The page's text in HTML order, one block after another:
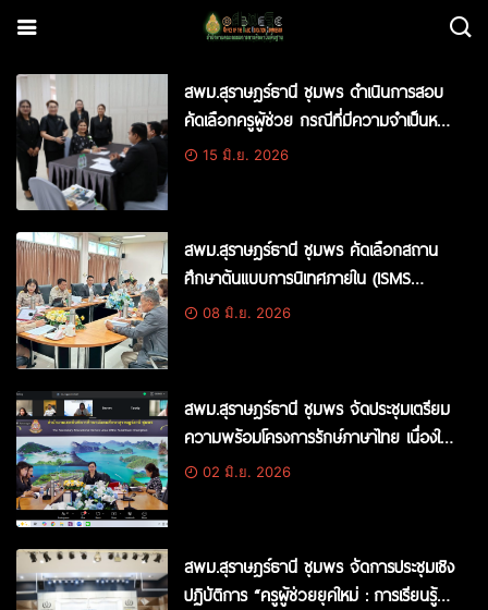
สพม.สุราษฎร์ธานี ชุมพร ดำเนินการสอบ
คัดเลือกครูผู้ช่วย กรณีที่มีความจำเป็นหรือ
มีเหตุพิเศษ ปี พ.ศ. 2569 (ภาค ค สอบ
15 มิ.ย. 2026
สพม.สุราษฎร์ธานี ชุมพร คัดเลือกสถาน
ศึกษาต้นแบบการนิเทศภายใน (ISMS
Award) มุ่งยกระดับคุณภาพการศึกษา
08 มิ.ย. 2026
สพม.สุราษฎร์ธานี ชุมพร จัดประชุมเตรียม
ความพร้อมโครงการรักษ์ภาษาไทย เนื่องใน
สัปดาห์วันภาษาไทยแห่งชาติ ปี 2569 มุ่งส่ง
02 มิ.ย. 2026
สพม.สุราษฎร์ธานี ชุมพร จัดการประชุมเชิง
ปฏิบัติการ “ครูผู้ช่วยยุคใหม่ : การเรียนรู้